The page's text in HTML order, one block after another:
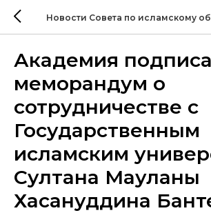
Новости Совета по исламскому
Академия
меморандум о
сотрудничестве с
Государственным
исламским
Султана Мауланы
Хасануддина